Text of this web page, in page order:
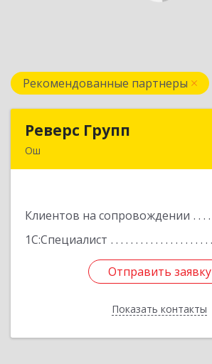
Рекомендованные партнеры
Реверс Групп
Ош
Клиентов на сопровождении
1С:Специалист
Отправить заявку
Показать контакты
Отправить заявку
Назад